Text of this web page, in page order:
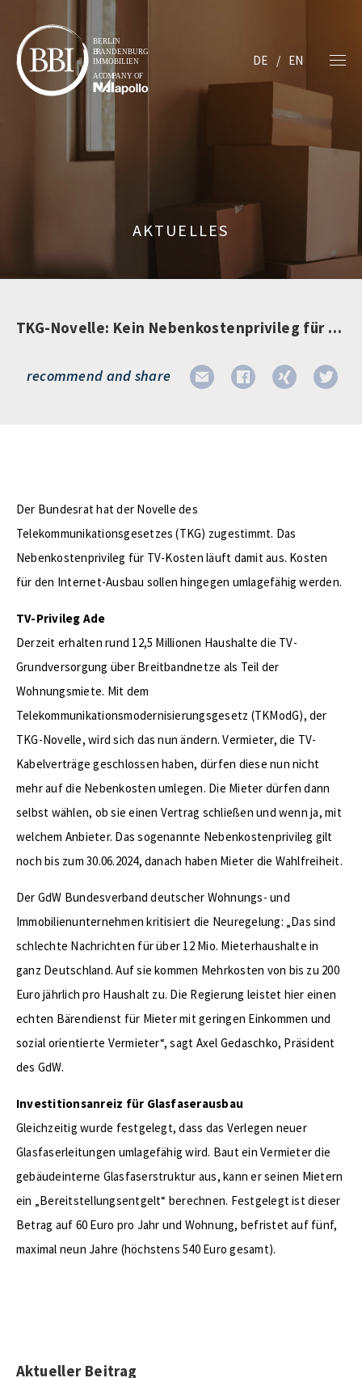
DE EN
AKTUELLES
TKG-Novelle: Kein Nebenkostenprivileg für TV-Kosten
recommend and share
Der Bundesrat hat der Novelle des
Telekommunikationsgesetzes (TKG) zugestimmt. Das
Nebenkostenprivileg für TV-Kosten läuft damit aus. Kosten
für den Internet-Ausbau sollen hingegen umlagefähig werden.
TV-Privileg Ade
Derzeit erhalten rund 12,5 Millionen Haushalte die TV-
Grundversorgung über Breitbandnetze als Teil der
Wohnungsmiete. Mit dem
Telekommunikationsmodernisierungsgesetz (TKModG), der
TKG-Novelle, wird sich das nun ändern. Vermieter, die TV-
Kabelverträge geschlossen haben, dürfen diese nun nicht
mehr auf die Nebenkosten umlegen. Die Mieter dürfen dann
selbst wählen, ob sie einen Vertrag schließen und wenn ja, mit
welchem Anbieter. Das sogenannte Nebenkostenprivileg gilt
noch bis zum 30.06.2024, danach haben Mieter die Wahlfreiheit.
Der GdW Bundesverband deutscher Wohnungs- und
Immobilienunternehmen kritisiert die Neuregelung: „Das sind
schlechte Nachrichten für über 12 Mio. Mieterhaushalte in
ganz Deutschland. Auf sie kommen Mehrkosten von bis zu 200
Euro jährlich pro Haushalt zu. Die Regierung leistet hier einen
echten Bärendienst für Mieter mit geringen Einkommen und
sozial orientierte Vermieter“, sagt Axel Gedaschko, Präsident
des GdW.
Investitionsanreiz für Glasfaserausbau
Gleichzeitig wurde festgelegt, dass das Verlegen neuer
Glasfaserleitungen umlagefähig wird. Baut ein Vermieter die
gebäudeinterne Glasfaserstruktur aus, kann er seinen Mietern
ein „Bereitstellungsentgelt“ berechnen. Festgelegt ist dieser
Betrag auf 60 Euro pro Jahr und Wohnung, befristet auf fünf,
maximal neun Jahre (höchstens 540 Euro gesamt).
Aktueller Beitrag